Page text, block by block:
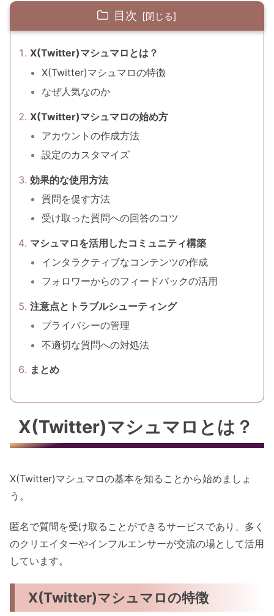
目次
X(Twitter)マシュマロとは？
X(Twitter)マシュマロの特徴
なぜ人気なのか
X(Twitter)マシュマロの始め方
アカウントの作成方法
設定のカスタマイズ
効果的な使用方法
質問を促す方法
受け取った質問への回答のコツ
マシュマロを活用したコミュニティ構築
インタラクティブなコンテンツの作成
フォロワーからのフィードバックの活用
注意点とトラブルシューティング
プライバシーの管理
不適切な質問への対処法
まとめ
X(Twitter)マシュマロとは？
X(Twitter)マシュマロの基本を知ることから始めましょ
う。
匿名で質問を受け取ることができるサービスであり、多く
のクリエイターやインフルエンサーが交流の場として活用
しています。
X(Twitter)マシュマロの特徴